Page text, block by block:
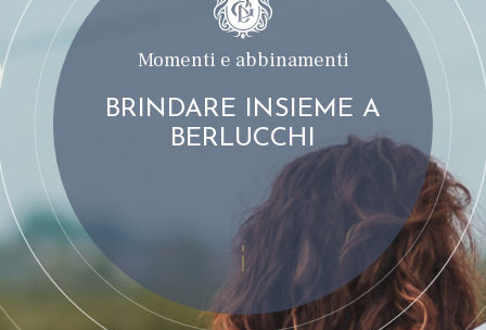
Momenti e abbinamenti
BRINDARE INSIEME A
BERLUCCHI